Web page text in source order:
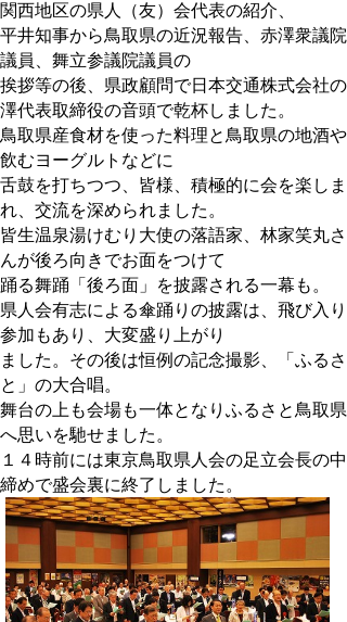
関西地区の県人（友）会代表の紹介、
平井知事から鳥取県の近況報告、赤澤衆議院
議員、舞立参議院議員の
挨拶等の後、県政顧問で日本交通株式会社の
澤代表取締役の音頭で乾杯しました。
鳥取県産食材を使った料理と鳥取県の地酒や
飲むヨーグルトなどに
舌鼓を打ちつつ、皆様、積極的に会を楽しま
れ、交流を深められました。
皆生温泉湯けむり大使の落語家、林家笑丸さ
んが後ろ向きでお面をつけて
踊る舞踊「後ろ面」を披露される一幕も。
県人会有志による傘踊りの披露は、飛び入り
参加もあり、大変盛り上がり
ました。その後は恒例の記念撮影、「ふるさ
と」の大合唱。
舞台の上も会場も一体となりふるさと鳥取県
へ思いを馳せました。
１４時前には東京鳥取県人会の足立会長の中
締めで盛会裏に終了しました。